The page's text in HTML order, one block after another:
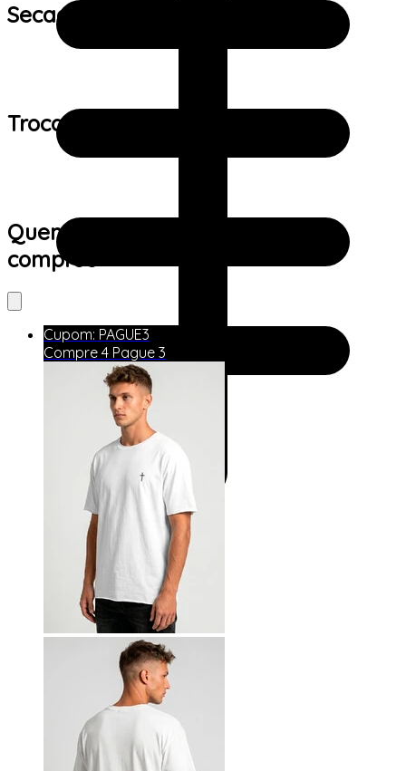
Secagem:
Trocas e devoluções:
Quem viu este produto também
comprou